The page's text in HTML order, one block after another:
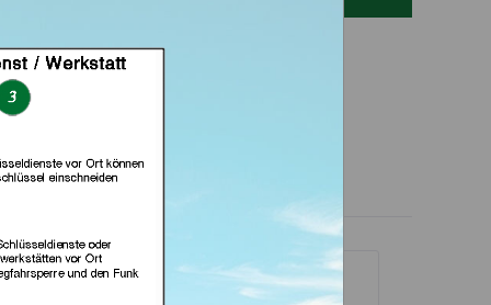
Bernd
(in Göttingen)